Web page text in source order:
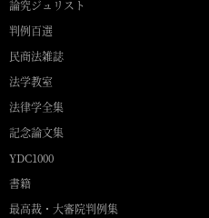
論究ジュリスト
判例百選
民商法雑誌
法学教室
法律学全集
記念論文集
YDC1000
書籍
最高裁・大審院判例集